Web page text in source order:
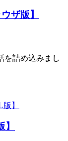
ザ版】
を詰め込みまし